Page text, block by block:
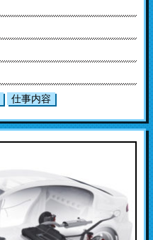
仕事内容